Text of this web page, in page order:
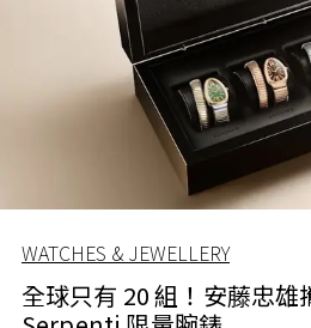
WATCHES & JEWELLERY
全球只有 20 組！安藤忠雄